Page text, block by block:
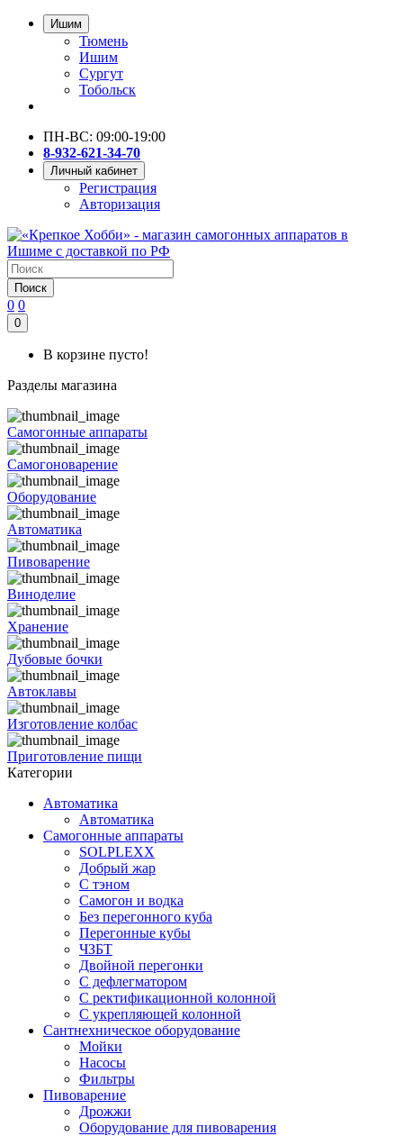
Ишим
Тюмень
Ишим
Сургут
Тобольск
ПН-ВС: 09:00-19:00
8-932-621-34-70
Личный кабинет
Регистрация
Авторизация
Поиск
0 0
0
В корзине пусто!
Разделы магазина
Самогонные аппараты
Самогоноварение
Оборудование
Автоматика
Пивоварение
Виноделие
Хранение
Дубовые бочки
Автоклавы
Изготовление колбас
Приготовление пищи
Категории
Автоматика
Автоматика
Самогонные аппараты
SOLPLEXX
Добрый жар
С тэном
Самогон и водка
Без перегонного куба
Перегонные кубы
ЧЗБТ
Двойной перегонки
С дефлегматором
С ректификационной колонной
С укрепляющей колонной
Сантнехническое оборудование
Мойки
Насосы
Фильтры
Пивоварение
Дрожжи
Оборудование для пивоварения